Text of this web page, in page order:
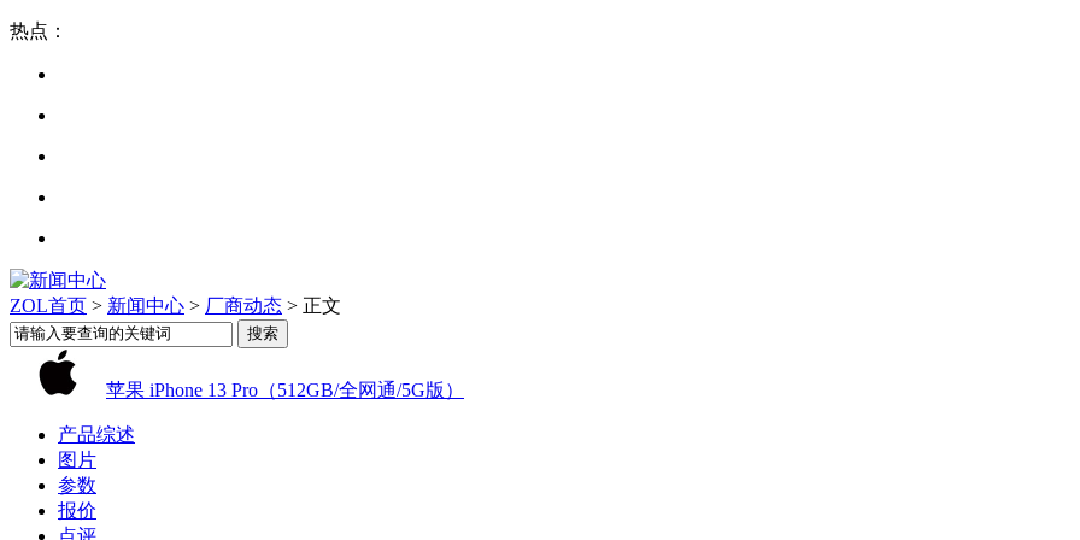
热点：
ZOL首页 > 新闻中心 > 厂商动态 > 正文
苹果 iPhone 13 Pro（512GB/全网通/5G版）
产品综述
图片
参数
报价
点评